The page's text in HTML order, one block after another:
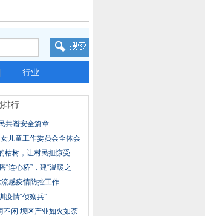
| 行业
排行
共谱安全篇章
儿童工作委员会全体会
枯树，让村民担惊受
连心桥”，建“温暖之
流感疫情防控工作
疫情“侦察兵”
不闲 坝区产业如火如荼